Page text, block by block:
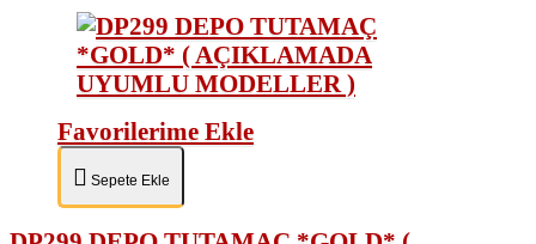
Favorilerime Ekle
Sepete Ekle